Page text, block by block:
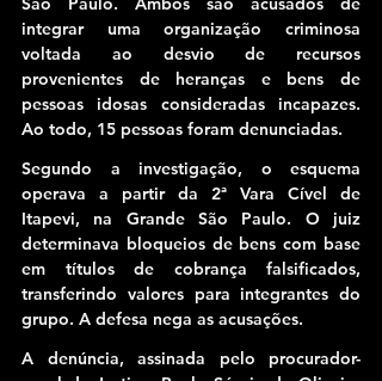
integrar uma organização criminosa
voltada ao desvio de recursos
provenientes de heranças e bens de
pessoas idosas consideradas incapazes.
Ao todo, 15 pessoas foram denunciadas.
Segundo a investigação, o esquema
operava a partir da 2ª Vara Cível de
Itapevi, na Grande São Paulo. O juiz
determinava bloqueios de bens com base
em títulos de cobrança falsificados,
transferindo valores para integrantes do
grupo. A defesa nega as acusações.
A denúncia, assinada pelo procurador-